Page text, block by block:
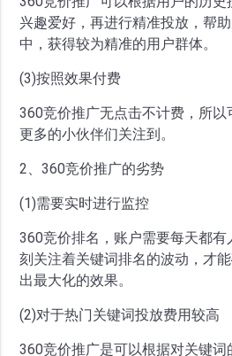
兴趣爱好，再进行精准投放，帮
中，获得较为精准的用户群体。
(3)按照效果付费
360竞价推广无点击不计费，所
更多的小伙伴们关注到。
2、360竞价推广的劣势
(1)需要实时进行监控
360竞价排名，账户需要每天都
刻关注着关键词排名的波动，才
出最大化的效果。
(2)对于热门关键词投放费用较高
360竞价推广是可以根据对关键